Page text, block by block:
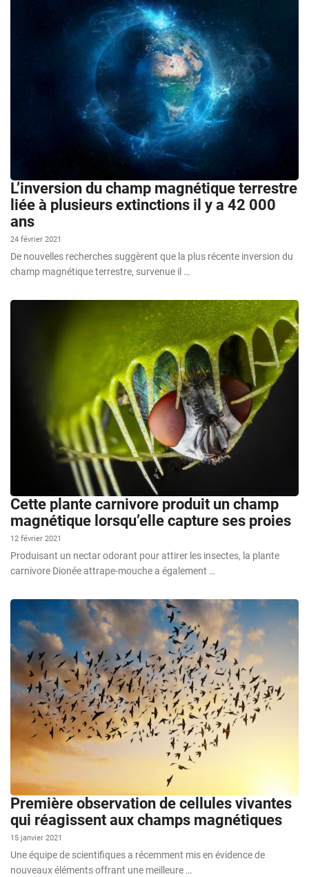
L’inversion du champ magnétique terrestre
liée à plusieurs extinctions il y a 42 000
ans
24 février 2021
De nouvelles recherches suggèrent que la plus récente inversion du
champ magnétique terrestre, survenue il …
Cette plante carnivore produit un champ
magnétique lorsqu’elle capture ses proies
12 février 2021
Produisant un nectar odorant pour attirer les insectes, la plante
carnivore Dionée attrape-mouche a également …
Première observation de cellules vivantes
qui réagissent aux champs magnétiques
15 janvier 2021
Une équipe de scientifiques a récemment mis en évidence de
nouveaux éléments offrant une meilleure …